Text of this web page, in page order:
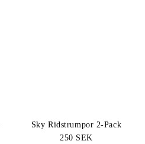
Sky Ridstrumpor 2-Pack
250 SEK